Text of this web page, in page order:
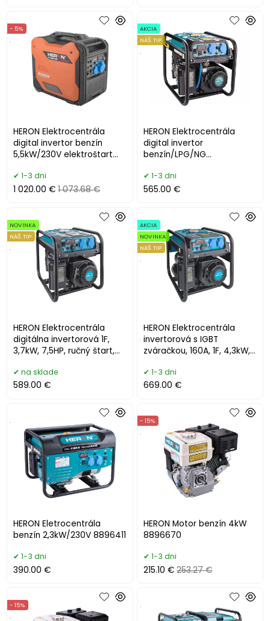
HERON Elektrocentrála
digital invertor benzín
5,5kW/230V elektroštart
- 5%
.
1-3 dni
1 020.00 € 1 073.68 €
HERON Elektrocentrála
digital invertor
benzín/LPG/NG
AKCIA
NÁŠ TIP
.
1-3 dni
565.00 €
HERON Elektrocentrála
digitálna invertorová 1F,
3,7kW, 7,5HP, ručný štart,
NOVINKA
NÁŠ TIP
na sklade
589.00 €
HERON Elektrocentrála
invertorová s IGBT
zváračkou, 160A, 1F, 4,3kW,
AKCIA
NOVINKA
NÁŠ TIP
1-3 dni
669.00 €
HERON Eletrocentrála
benzín 2,3kW/230V 8896411
.
1-3 dni
390.00 €
HERON Motor benzín 4kW
8896670
- 15%
.
1-3 dni
215.10 € 253.27 €
- 15%
.
.